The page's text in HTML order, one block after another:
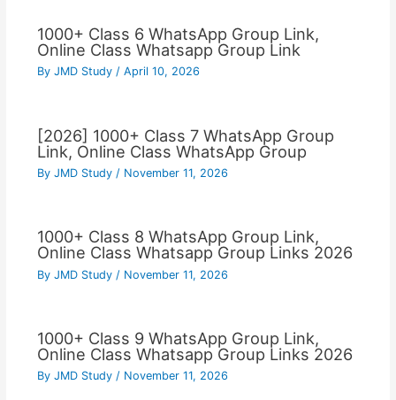
1000+ Class 6 WhatsApp Group Link,
Online Class Whatsapp Group Link
By JMD Study / April 10, 2026
[2026] 1000+ Class 7 WhatsApp Group
Link, Online Class WhatsApp Group
By JMD Study / November 11, 2026
1000+ Class 8 WhatsApp Group Link,
Online Class Whatsapp Group Links 2026
By JMD Study / November 11, 2026
1000+ Class 9 WhatsApp Group Link,
Online Class Whatsapp Group Links 2026
By JMD Study / November 11, 2026